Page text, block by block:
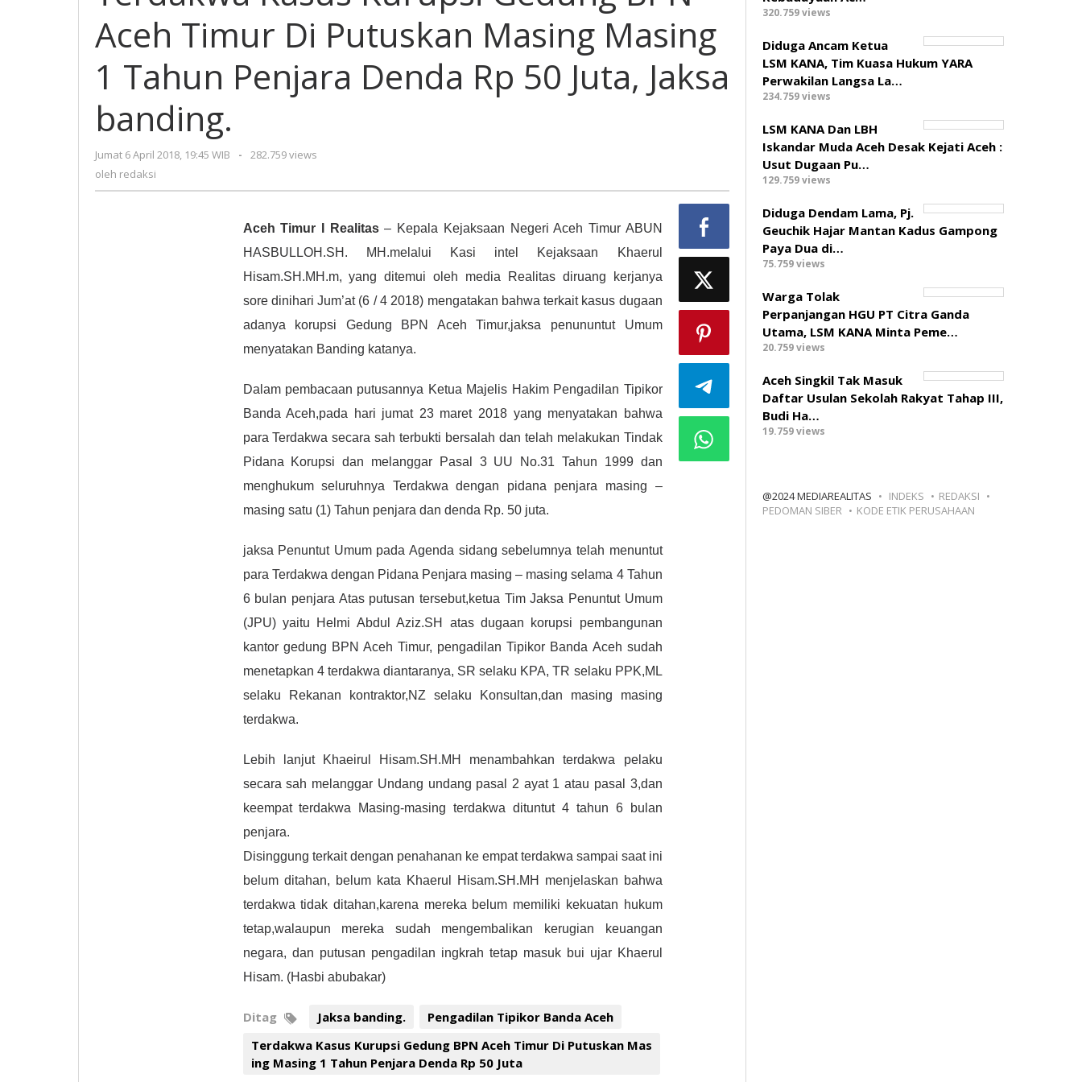
Gedung
BPN
Timur
Di
Rp
50 Juta,
banding.
Aceh Timur Di Putuskan Masing Masing
1 Tahun Penjara Denda Rp 50 Juta, Jaksa
banding.
Jumat 6 April 2018, 19:45 WIB
oleh
-
282.759 views
oleh redaksi
Aceh Timur I Realitas– Kepala Kejaksaan Negeri Aceh Timur ABUN
HASBULLOH.SH. MH.melalui Kasi intel Kejaksaan Khaerul
Hisam.SH.MH.m, yang ditemui oleh media Realitas diruang kerjanya
sore dinihari Jum’at (6 / 4 2018) mengatakan bahwa terkait kasus dugaan
adanya korupsi Gedung BPN Aceh Timur,jaksa penununtut Umum
menyatakan Banding katanya.
Dalam pembacaan putusannya Ketua Majelis Hakim Pengadilan Tipikor
Banda Aceh,pada hari jumat 23 maret 2018 yang menyatakan bahwa
para Terdakwa secara sah terbukti bersalah dan telah melakukan Tindak
Pidana Korupsi dan melanggar Pasal 3 UU No.31 Tahun 1999 dan
menghukum seluruhnya Terdakwa dengan pidana penjara masing –
masing satu (1) Tahun penjara dan denda Rp. 50 juta.
jaksa Penuntut Umum pada Agenda sidang sebelumnya telah menuntut
para Terdakwa dengan Pidana Penjara masing – masing selama 4 Tahun
6 bulan penjara Atas putusan tersebut,ketua Tim Jaksa Penuntut Umum
(JPU) yaitu Helmi Abdul Aziz.SH atas dugaan korupsi pembangunan
kantor gedung BPN Aceh Timur, pengadilan Tipikor Banda Aceh sudah
menetapkan 4 terdakwa diantaranya, SR selaku KPA, TR selaku PPK,ML
selaku Rekanan kontraktor,NZ selaku Konsultan,dan masing masing
terdakwa.
Lebih lanjut Khaeirul Hisam.SH.MH menambahkan terdakwa pelaku
secara sah melanggar Undang undang pasal 2 ayat 1 atau pasal 3,dan
keempat terdakwa Masing-masing terdakwa dituntut 4 tahun 6 bulan
penjara.
Disinggung terkait dengan penahanan ke empat terdakwa sampai saat ini
belum ditahan, belum kata Khaerul Hisam.SH.MH menjelaskan bahwa
terdakwa tidak ditahan,karena mereka belum memiliki kekuatan hukum
tetap,walaupun mereka sudah mengembalikan kerugian keuangan
negara, dan putusan pengadilan ingkrah tetap masuk bui ujar Khaerul
Hisam. (Hasbi abubakar)
Ditag Jaksa banding.
Pengadilan Tipikor Banda Aceh
Terdakwa Kasus Kurupsi Gedung BPN Aceh Timur Di Putuskan Mas
ing Masing 1 Tahun Penjara Denda Rp 50 Juta
320.759 views
Diduga Ancam Ketua
LSM KANA, Tim Kuasa Hukum YARA
Perwakilan Langsa La…
234.759 views
LSM KANA Dan LBH
Iskandar Muda Aceh Desak Kejati Aceh :
Usut Dugaan Pu…
129.759 views
Diduga Dendam Lama, Pj.
Geuchik Hajar Mantan Kadus Gampong
Paya Dua di…
75.759 views
Warga Tolak
Perpanjangan HGU PT Citra Ganda
Utama, LSM KANA Minta Peme…
20.759 views
Aceh Singkil Tak Masuk
Daftar Usulan Sekolah Rakyat Tahap III,
Budi Ha…
19.759 views
@2024 MEDIAREALITAS INDEKS
REDAKSI
PEDOMAN SIBER
KODE ETIK PERUSAHAAN